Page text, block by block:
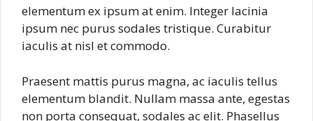
elementum ex ipsum at enim. Integer lacinia
ipsum nec purus sodales tristique. Curabitur
iaculis at nisl et commodo.
Praesent mattis purus magna, ac iaculis tellus
elementum blandit. Nullam massa ante, egestas
non porta consequat, sodales ac elit. Phasellus